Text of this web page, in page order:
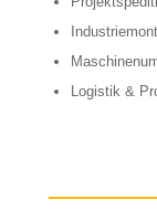
Logistik &